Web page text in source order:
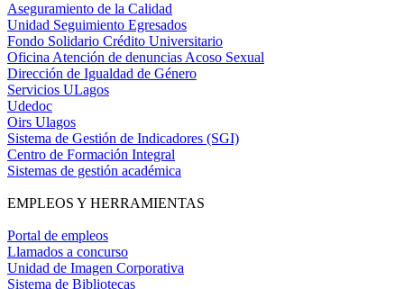
Aseguramiento de la Calidad
Unidad Seguimiento Egresados
Fondo Solidario Crédito Universitario
Oficina Atención de denuncias Acoso Sexual
Dirección de Igualdad de Género
Servicios ULagos
Udedoc
Oirs Ulagos
Sistema de Gestión de Indicadores (SGI)
Centro de Formación Integral
Sistemas de gestión académica
EMPLEOS Y HERRAMIENTAS
Portal de empleos
Llamados a concurso
Unidad de Imagen Corporativa
Sistema de Bibliotecas